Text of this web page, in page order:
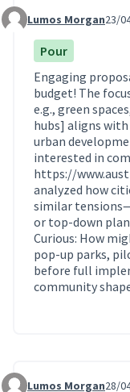
Commentaire 1747
Lumos Morgan23/
Pour
Engaging
budget! The
e.g., green
hubs] aligns
urban
interested in
https://
analyzed how
similar
or top-down
Curious: How
pop-up parks,
before full
community
Lumos Morgan28/